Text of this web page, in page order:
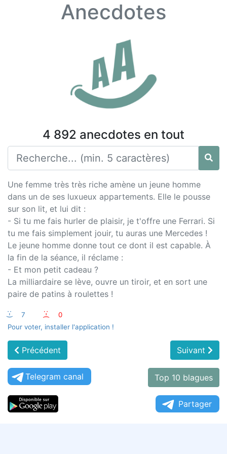
Anecdotes
4 892 anecdotes en tout
Une femme très très riche amène un jeune homme
dans un de ses luxueux appartements. Elle le pousse
sur son lit, et lui dit :
- Si tu me fais hurler de plaisir, je t'offre une Ferrari. Si
tu me fais simplement jouir, tu auras une Mercedes !
Le jeune homme donne tout ce dont il est capable. À
la fin de la séance, il réclame :
- Et mon petit cadeau ?
La milliardaire se lève, ouvre un tiroir, et en sort une
paire de patins à roulettes !
:-) 7 :-(
0
Pour voter, installer l'application !
Précédent Suivant
Telegram canal Top 10 blagues
Partager